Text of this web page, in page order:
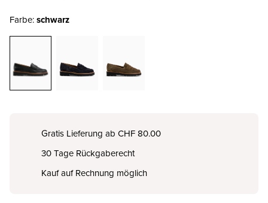
Farbe:schwarz
Gratis Lieferung ab CHF 80.00
30 Tage Rückgaberecht
Kauf auf Rechnung möglich